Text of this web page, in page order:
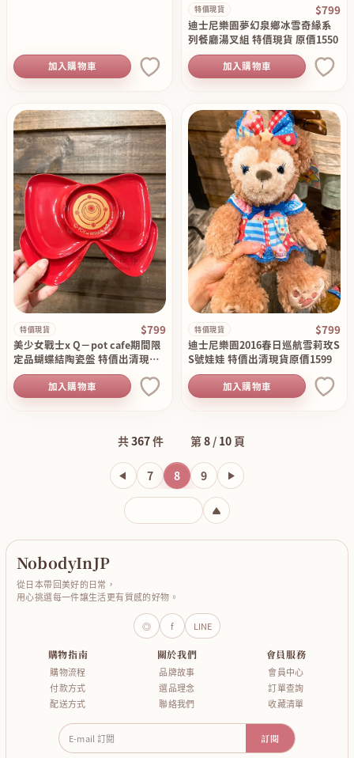
加入購物車
特價現貨 $799
迪士尼樂園夢幻泉鄉冰雪奇緣系
列餐廳湯叉組 特價現貨 原價1550
加入購物車
特價現貨 $799
美少女戰士x Q－pot cafe期間限
定品蝴蝶結陶瓷盤 特價出清現貨
原價1690
加入購物車
特價現貨 $799
迪士尼樂園2016春日巡航雪莉玫S
S號娃娃 特價出清現貨原價1599
加入購物車
共367件 第8 / 10 頁
7 8 9
輸入頁碼
NobodyInJP
從日本帶回美好的日常，
用心挑選每一件讓生活更有質感的好物。
◎ f LINE
購物指南
購物流程
付款方式
配送方式
關於我們
品牌故事
選品理念
聯絡我們
會員服務
會員中心
訂單查詢
收藏清單
E-mail 訂閱 訂閱